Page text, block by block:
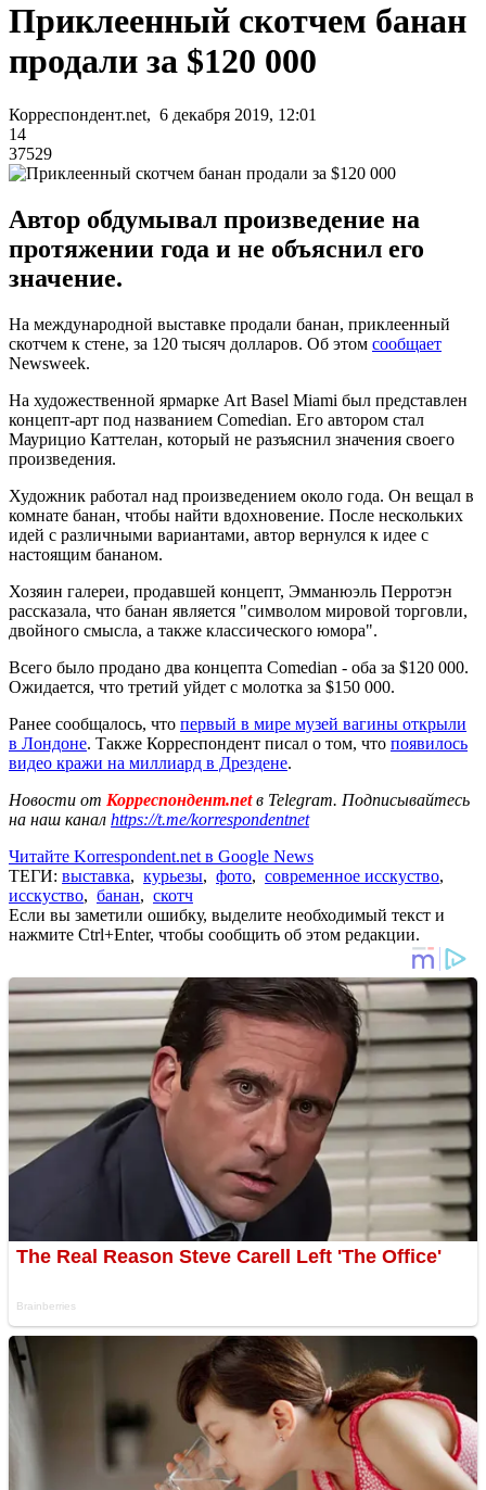
Приклеенный скотчем банан
продали за $120 000
Корреспондент.net, 6 декабря 2019, 12:01
14
37529
Автор обдумывал произведение на
протяжении года и не объяснил его
значение.
На международной выставке продали банан, приклеенный
скотчем к стене, за 120 тысяч долларов. Об этом сообщает
Newsweek.
На художественной ярмарке Art Basel Miami был представлен
концепт-арт под названием Comedian. Его автором стал
Маурицио Каттелан, который не разъяснил значения своего
произведения.
Художник работал над произведением около года. Он вещал в
комнате банан, чтобы найти вдохновение. После нескольких
идей с различными вариантами, автор вернулся к идее с
настоящим бананом.
Хозяин галереи, продавшей концепт, Эмманюэль Перротэн
рассказала, что банан является "символом мировой торговли,
двойного смысла, а также классического юмора".
Всего было продано два концепта Comedian - оба за $120 000.
Ожидается, что третий уйдет с молотка за $150 000.
Ранее сообщалось, что первый в мире музей вагины открыли
в Лондоне. Также Корреспондент писал о том, что появилось
видео кражи на миллиард в Дрездене.
Новости от Корреспондент.netв Telegram. Подписывайтесь
на наш канал https://t.me/korrespondentnet
Читайте Korrespondent.net в Google News
ТЕГИ: выставка, курьезы, фото, современное исскуство,
исскуство, банан, скотч
Если вы заметили ошибку, выделите необходимый текст и
нажмите Ctrl+Enter, чтобы сообщить об этом редакции.